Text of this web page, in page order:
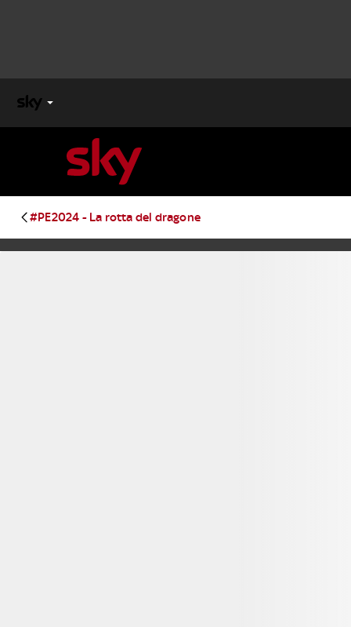
PECHINO
#PE2024 - La rotta del dragone